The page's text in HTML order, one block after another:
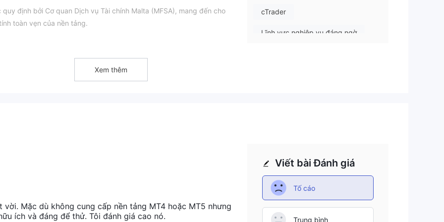
định bởi Cơ quan Dịch vụ Tài chính Malta (MFSA), mang đến cho
toàn vẹn của nền tảng.
giao dịch di động, giúp nhà giao dịch có thể quản lý giao dịch
bởi
Trading là
Trading được tách biệt hoàn toàn với quỹ của công ty và quỹ
cTrader
Lĩnh vực nghiệp vụ đáng ngờ
Xem thêm
vời. Mặc dù không cung cấp nền tảng MT4 hoặc MT5 nhưng
ích và đáng để thử. Tôi đánh giá cao nó.
Viết bài Đánh giá
Tố cáo
Trung bình